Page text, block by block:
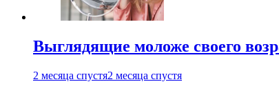
Выглядящие моложе своего
2 месяца спустя2 месяца спустя